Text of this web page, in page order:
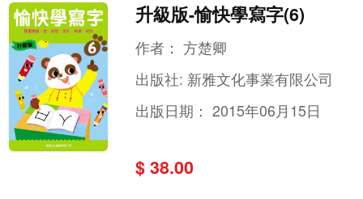
升級版-愉快學寫字(6)
作者：方楚卿
出版社: 新雅文化事業有限公司
出版日期：2015年06月15日
$ 38.00